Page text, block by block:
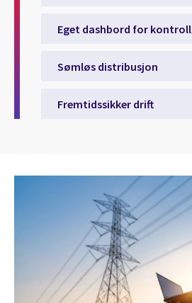
Eget dashbord for kontroll
Sømløs distribusjon
Fremtidssikker drift